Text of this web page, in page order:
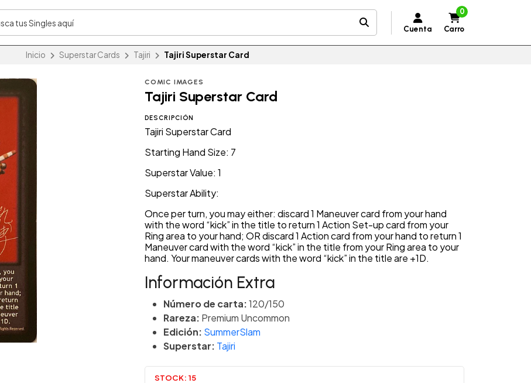
Cuenta
0
Carro
Inicio Superstar Cards Tajiri Tajiri Superstar Card
COMIC IMAGES
Tajiri Superstar Card
DESCRIPCIÓN
Tajiri Superstar Card
Starting Hand Size: 7
Superstar Value: 1
Superstar Ability:
Once per turn, you may either: discard 1 Maneuver card from your hand
with the word “kick” in the title to return 1 Action Set-up card from your
Ring area to your hand; OR discard 1 Action card from your hand to return 1
Maneuver card with the word “kick” in the title from your Ring area to your
hand. Your maneuver cards with the word “kick” in the title are +1D.
Información Extra
Número de carta:120/150
Rareza: Premium Uncommon
Edición: SummerSlam
Superstar: Tajiri
STOCK: 15